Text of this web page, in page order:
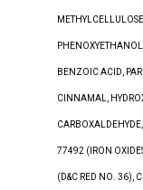
BENZOIC ACID,
CINNAMAL,
77492 (IRON
(D&C RED NO. 36),